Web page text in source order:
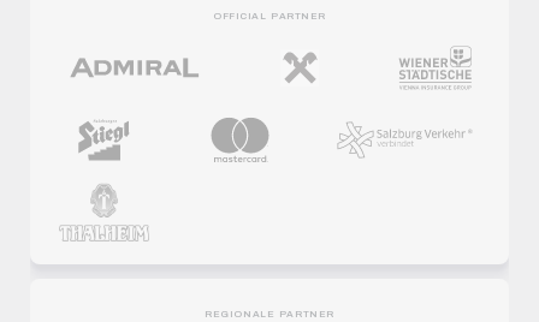
OFFICIAL PARTNER
REGIONALE PARTNER